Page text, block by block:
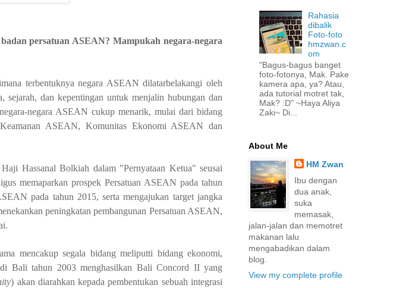
persatuan ASEAN? Mampukah negara-negara
terbentuknya negara ASEAN dilatarbelakangi oleh
sejarah, dan kepentingan untuk menjalin hubungan dan
negara ASEAN cukup menarik, mulai dari bidang
ASEAN, Komunitas Ekonomi ASEAN dan
Hassanal Bolkiah dalam "Pernyataan Ketua" seusai
memaparkan prospek Persatuan ASEAN pada tahun
pada tahun 2015, serta mengajukan target jangka
peningkatan pembangunan Persatuan ASEAN,
mencakup segala bidang meliputti bidang ekonomi,
Bali tahun 2003 menghasilkan Bali Concord II yang
) akan diarahkan kepada pembentukan sebuah integrasi
Rahasia
dibalik
Foto-foto
hmzwan.c
om
"Bagus-bagus banget
foto-fotonya, Mak. Pake
kamera apa, ya? Atau,
ada tutorial motret tak,
Mak? :D" ~Haya Aliya
Zaki~ Di...
About Me
HM Zwan
Ibu dengan
dua anak,
suka
memasak,
jalan-jalan dan memotret
makanan lalu
mengabadikan dalam
blog.
View my complete profile